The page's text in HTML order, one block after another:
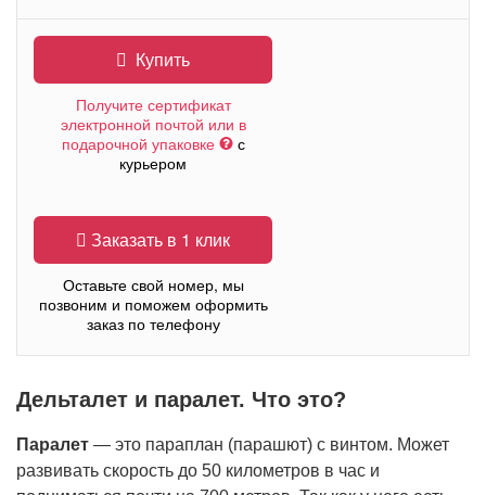
Купить
Получите сертификат
электронной почтой или в
подарочной упаковке
с
курьером
Заказать в 1 клик
Оставьте свой номер, мы
позвоним и поможем оформить
заказ по телефону
Дельталет и паралет. Что это?
Паралет — это параплан (парашют) с винтом. Может
развивать скорость до 50 километров в час и